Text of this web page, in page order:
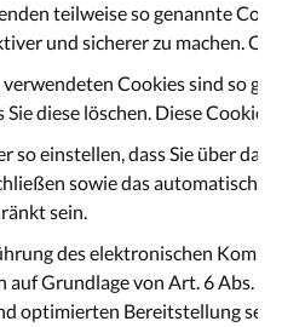
teilweise so genannte
und sicherer zu machen.
Cookies sind so
diese löschen. Diese
so einstellen, dass Sie über
sowie das
sein.
des elektronischen
Grundlage von Art. 6 Abs.
optimierten Bereitstellung